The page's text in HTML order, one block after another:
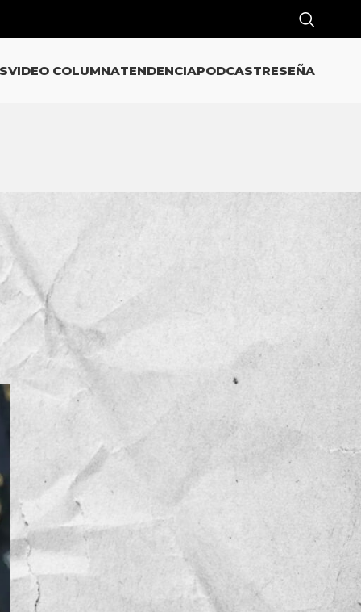
VIDEO COLUMNATENDENCIAPODCASTRESEÑA
CATEGORÍAS
NOTICIAS
OPINIÓN
TENDENCIA
VIDEO COLUMNA
VIDEO NOTA